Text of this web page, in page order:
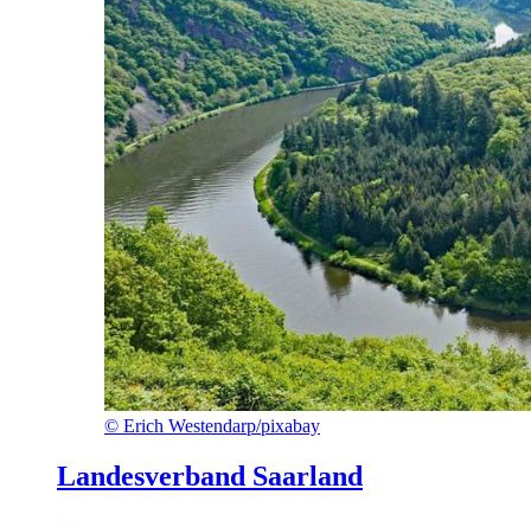
© Erich Westendarp/pixabay
Landesverband Saarland